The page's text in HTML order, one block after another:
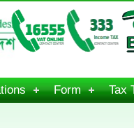
Form Tax